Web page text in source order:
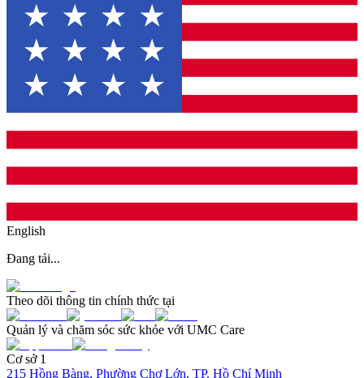
English
Đang tải...
Theo dõi thông tin chính thức tại
Quản lý và chăm sóc sức khỏe với UMC Care
Cơ sở 1
215 Hồng Bàng, Phường Chợ Lớn, TP. Hồ Chí Minh